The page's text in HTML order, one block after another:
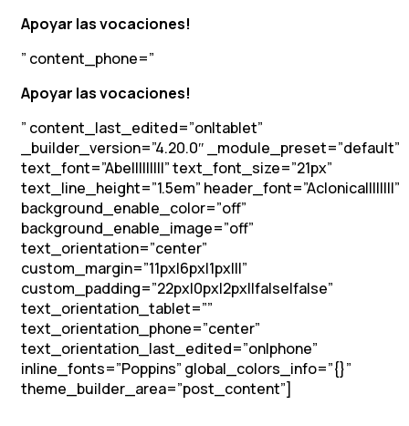
Apoyar las vocaciones!
” content_phone=”
Apoyar las vocaciones!
” content_last_edited=”on|tablet”
_builder_version=”4.20.0″ _module_preset=”default”
text_font=”Abel||||||||” text_font_size=”21px”
text_line_height=”1.5em” header_font=”Aclonica||||||||”
background_enable_color=”off”
background_enable_image=”off”
text_orientation=”center”
custom_margin=”11px|6px|1px|||”
custom_padding=”22px|0px|2px||false|false”
text_orientation_tablet=””
text_orientation_phone=”center”
text_orientation_last_edited=”on|phone”
inline_fonts=”Poppins” global_colors_info=”{}”
theme_builder_area=”post_content”]